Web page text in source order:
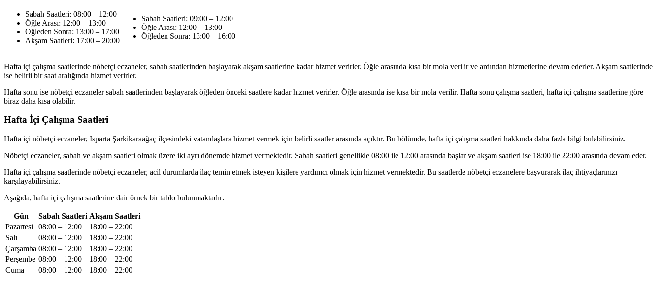
Sabah Saatleri: 08:00 – 12:00
Öğle Arası: 12:00 – 13:00
Öğleden Sonra: 13:00 – 17:00
Akşam Saatleri: 17:00 – 20:00
Sabah Saatleri: 09:00 – 12:00
Öğle Arası: 12:00 – 13:00
Öğleden Sonra: 13:00 – 16:00
Hafta içi çalışma saatlerinde nöbetçi eczaneler, sabah saatlerinden başlayarak akşam saatlerine kadar hizmet verirler. Öğle arasında kısa bir mola verilir ve ardından hizmetlerine devam ederler. Akşam saatlerinde
ise belirli bir saat aralığında hizmet verirler.
Hafta sonu ise nöbetçi eczaneler sabah saatlerinden başlayarak öğleden önceki saatlere kadar hizmet verirler. Öğle arasında ise kısa bir mola verilir. Hafta sonu çalışma saatleri, hafta içi çalışma saatlerine göre
biraz daha kısa olabilir.
Hafta İçi Çalışma Saatleri
Hafta içi nöbetçi eczaneler, Isparta Şarkikaraağaç ilçesindeki vatandaşlara hizmet vermek için belirli saatler arasında açıktır. Bu bölümde, hafta içi çalışma saatleri hakkında daha fazla bilgi bulabilirsiniz.
Nöbetçi eczaneler, sabah ve akşam saatleri olmak üzere iki ayrı dönemde hizmet vermektedir. Sabah saatleri genellikle 08:00 ile 12:00 arasında başlar ve akşam saatleri ise 18:00 ile 22:00 arasında devam eder.
Hafta içi çalışma saatlerinde nöbetçi eczaneler, acil durumlarda ilaç temin etmek isteyen kişilere yardımcı olmak için hizmet vermektedir. Bu saatlerde nöbetçi eczanelere başvurarak ilaç ihtiyaçlarınızı
karşılayabilirsiniz.
Aşağıda, hafta içi çalışma saatlerine dair örnek bir tablo bulunmaktadır:
Gün Sabah Saatleri Akşam Saatleri
Pazartesi
08:00 – 12:00
18:00 – 22:00
Salı
08:00 – 12:00
18:00 – 22:00
Çarşamba 08:00 – 12:00
18:00 – 22:00
Perşembe 08:00 – 12:00
18:00 – 22:00
Cuma
08:00 – 12:00 18:00 – 22:00